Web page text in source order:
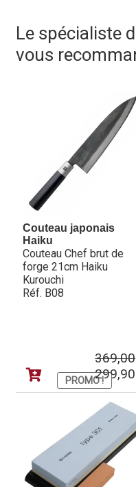
Le spécialiste
vous
Couteau japonais
Haiku
Couteau Chef brut de
forge 21cm Haiku
Kurouchi
Réf. B08
PROMO !
369,00
299,90